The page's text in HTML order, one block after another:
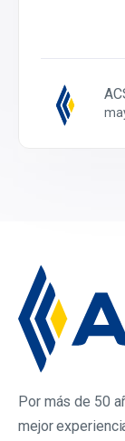
Por más de 50
mejor